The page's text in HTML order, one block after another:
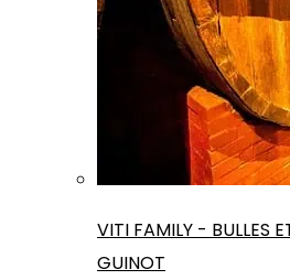
VITI FAMILY - BULLES
GUINOT